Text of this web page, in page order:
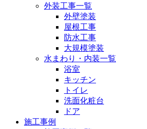
外装工事一覧
外壁塗装
屋根工事
防水工事
大規模塗装
水まわり・内装一覧
浴室
キッチン
トイレ
洗面化粧台
ドア
施工事例